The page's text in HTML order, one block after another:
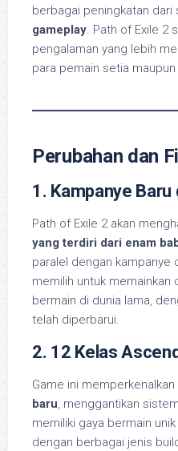
berbagai peningkatan dari
gameplay. Path of Exile 2
pengalaman yang lebih
para pemain setia
Perubahan dan
1. Kampanye
Path of Exile 2 akan
yang terdiri dari enam
paralel dengan kampanye
memilih untuk memainkan
bermain di dunia lama,
telah diperbarui.
2. 12 Kelas
Game ini memperkenalkan
baru, menggantikan
memiliki gaya bermain
dengan berbagai jenis